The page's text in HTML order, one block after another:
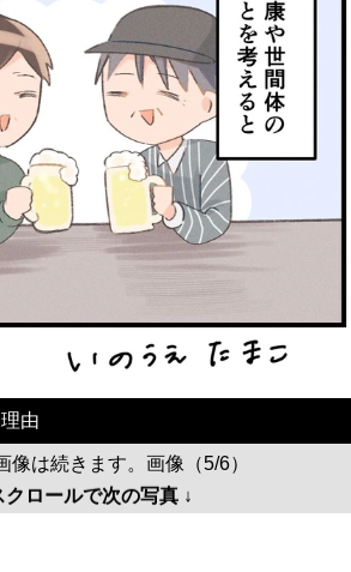
由
像は続きます。画像（5/6）
クロールで次の写真 ↓